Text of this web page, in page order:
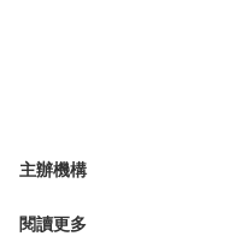
主辦機構
閱讀更多